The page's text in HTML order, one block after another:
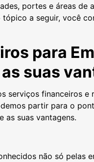
portes e áreas de
a seguir, você
para
suas
serviços financeiros
partir para o
as suas vantagens.
não só pelas